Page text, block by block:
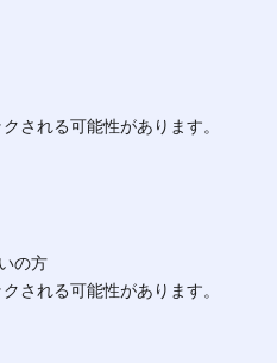
される可能性があります。
の方
される可能性があります。